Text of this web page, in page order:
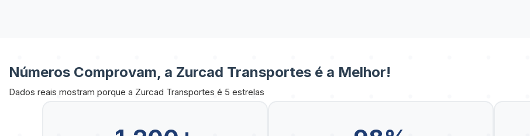
Números Comprovam, a Zurcad Transportes é a Melhor!
Dados reais mostram porque a Zurcad Transportes é 5 estrelas